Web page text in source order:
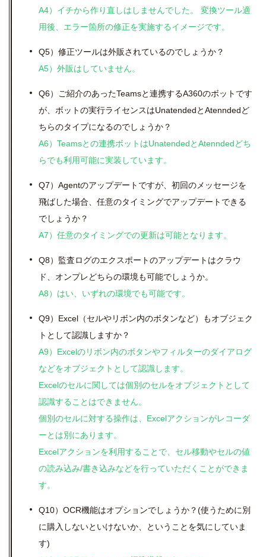
A4）イチから作り直しはしませんでした。 変換ツール適
用後、エラー箇所の修正を実施するイメージです。
Q5）修正ツールは外販されているのでしょうか？
A5）外販はしていません。
Q6）ご紹介のあったTeamsと連携するA360のボットです
が、ボットの実行ライセンスはUnatendedとAtenndedど
ちらのタイプになるのでしょうか？
A6）Teamsとの連携ボットはUnatendedとAtenndedどち
らでも利用可能に実装しています。
Q7）Agentのアップデートですが、初回のメッセージを
飛ばした場合、任意のタイミングでアップデートできる
でしょうか？
A7）任意のタイミングでの更新は可能となります。
Q8）監査ログのエクスポートのアップデートはクラウ
ド、オンプレどちらの環境も可能でしょうか。
A8）はい、いずれの環境でも可能です。
Q9）Excel（セルやリボン内のボタンなど）もオブジェク
トとして認識しますか？
A9）Excelのリボン内のボタンやフィルターのダイアログ
などをオブジェクトとして認識します。
Excelのセルに関しては個別のセルをオブジェクトとして
認識することはできません。
個別のセルに対する操作は、Excelアクションがレコーダ
ーとは別にあります。
Excelアクションを利用することで、セル移動やセルの値
の読み込み/書き込みなどを行っていただくことができま
す。
Q10） OCR機能はオプションでしょうか？(使うために別
に購入しないといけないか、ということを気にしていま
す)